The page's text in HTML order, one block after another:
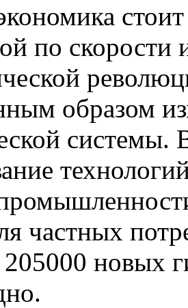
по скорости
образом
системы.
частных
новых